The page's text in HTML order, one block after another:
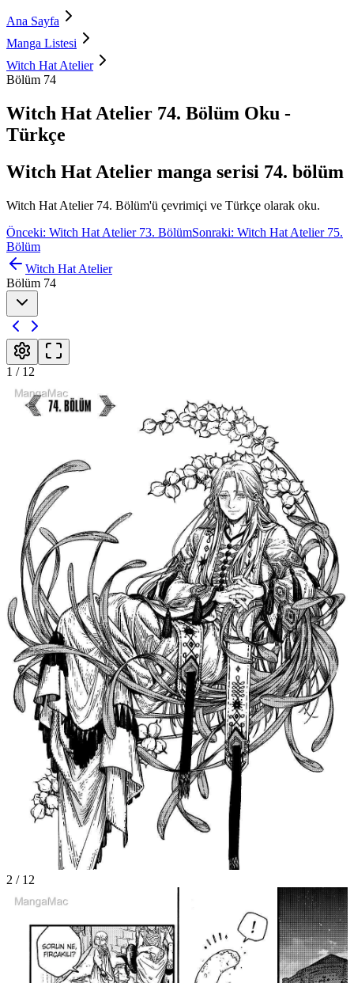
Ana Sayfa
Manga Listesi
Witch Hat Atelier
Bölüm 74
Witch Hat Atelier 74. Bölüm Oku -
Türkçe
Witch Hat Atelier manga serisi 74. bölüm
Witch Hat Atelier 74. Bölüm'ü çevrimiçi ve Türkçe olarak oku.
Önceki: Witch Hat Atelier 73. BölümSonraki: Witch Hat Atelier 75.
Bölüm
Witch Hat Atelier
Bölüm 74
1 / 12
2 / 12